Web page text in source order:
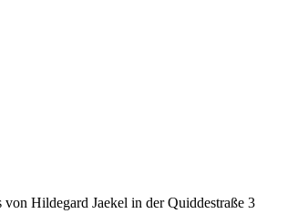
Hildegard Jaekel in der Quiddestraße 3